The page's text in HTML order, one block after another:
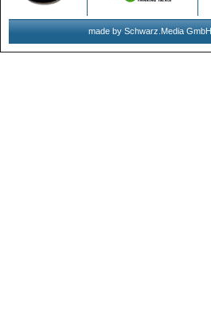
made by Schwarz.Media GmbH